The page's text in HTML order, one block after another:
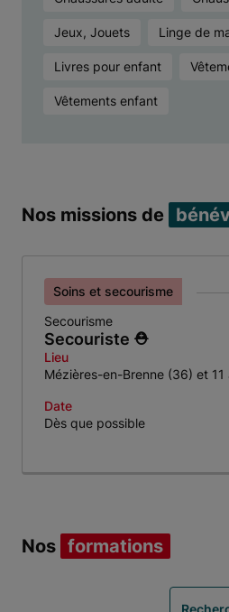
Jeux, Jouets Linge de
Livres pour enfant
Vêtements enfant
Nos missions de
Secouriste ⛑️
Soins et secourisme
Secourisme
Lieu
Mézières-en-Brenne (36) et
Date
Dès que possible
Nos formations